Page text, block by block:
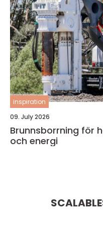
inspiration
09. July 2026
Brunnsborrning för
och energi